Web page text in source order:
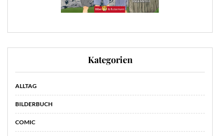
Kategorien
ALLTAG
BILDERBUCH
COMIC